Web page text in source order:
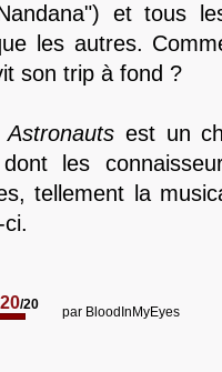
et tous
les autres.
son trip à fond ?
est un
les
tellement la
20/20 par BloodInMyEyes